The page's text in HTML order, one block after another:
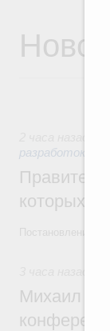
разработок
которых
Михаил